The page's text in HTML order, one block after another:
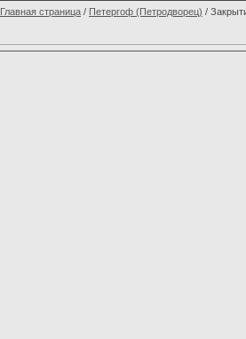
Главная страница / Петергоф (Петродворец) /